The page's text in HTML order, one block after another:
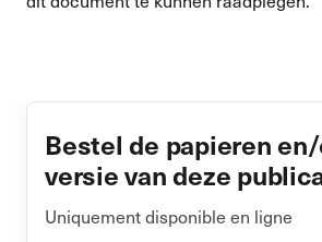
Bestel de papieren
versie van deze
Uniquement disponible en ligne